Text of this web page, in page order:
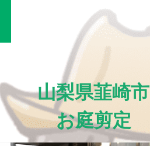
山梨県韮崎市
お庭剪定